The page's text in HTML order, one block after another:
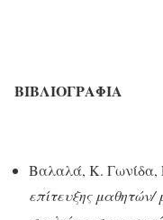
ΒΙΒΛΙΟΓΡΑΦΙΑ
Βαλαλά, Κ. Γωνίδα,
επίτευξης